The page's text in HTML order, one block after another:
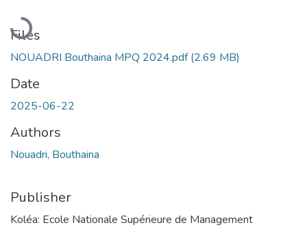
Loading...
Files
NOUADRI Bouthaina MPQ 2024.pdf(2.69 MB)
Date
2025-06-22
Authors
Nouadri, Bouthaina
Publisher
Koléa: Ecole Nationale Supérieure de Management